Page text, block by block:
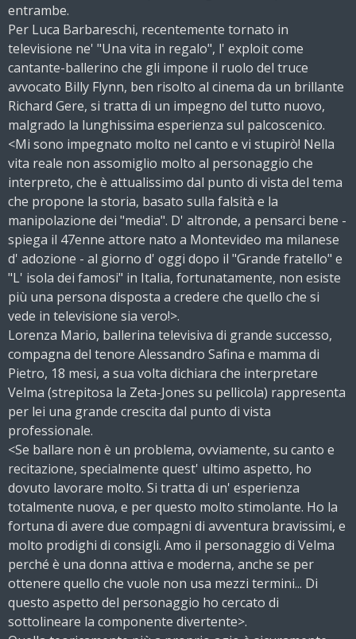
entrambe.
Per Luca Barbareschi, recentemente tornato in
televisione ne' "Una vita in regalo", l' exploit come
cantante-ballerino che gli impone il ruolo del truce
avvocato Billy Flynn, ben risolto al cinema da un brillante
Richard Gere, si tratta di un impegno del tutto nuovo,
malgrado la lunghissima esperienza sul palcoscenico.
<Mi sono impegnato molto nel canto e vi stupirò! Nella
vita reale non assomiglio molto al personaggio che
interpreto, che è attualissimo dal punto di vista del tema
che propone la storia, basato sulla falsità e la
manipolazione dei "media". D' altronde, a pensarci bene -
spiega il 47enne attore nato a Montevideo ma milanese
d' adozione - al giorno d' oggi dopo il "Grande fratello" e
"L' isola dei famosi" in Italia, fortunatamente, non esiste
più una persona disposta a credere che quello che si
vede in televisione sia vero!>.
Lorenza Mario, ballerina televisiva di grande successo,
compagna del tenore Alessandro Safina e mamma di
Pietro, 18 mesi, a sua volta dichiara che interpretare
Velma (strepitosa la Zeta-Jones su pellicola) rappresenta
per lei una grande crescita dal punto di vista
professionale.
<Se ballare non è un problema, ovviamente, su canto e
recitazione, specialmente quest' ultimo aspetto, ho
dovuto lavorare molto. Si tratta di un' esperienza
totalmente nuova, e per questo molto stimolante. Ho la
fortuna di avere due compagni di avventura bravissimi, e
molto prodighi di consigli. Amo il personaggio di Velma
perché è una donna attiva e moderna, anche se per
ottenere quello che vuole non usa mezzi termini... Di
questo aspetto del personaggio ho cercato di
sottolineare la componente divertente>.